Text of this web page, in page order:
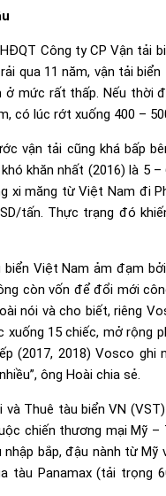
Công ty CP Vận tải
qua 11 năm, vận tải
ở mức rất thấp. Nếu thời
có lúc rớt xuống 400 –
vận tải cũng khá bấp
khăn nhất (2016) là 5
xi măng từ Việt Nam đi
tấn. Thực trạng đó
biển Việt Nam ảm đạm
còn vốn để đổi mới
nói và cho biết, riêng
15 chiếc, mở rộng
(2017, 2018) Vosco
ông Hoài chia sẻ.
và Thuê tàu biển VN
chiến thương mại Mỹ
nhập bắp, đậu nành từ
tàu Panamax (tải trọng